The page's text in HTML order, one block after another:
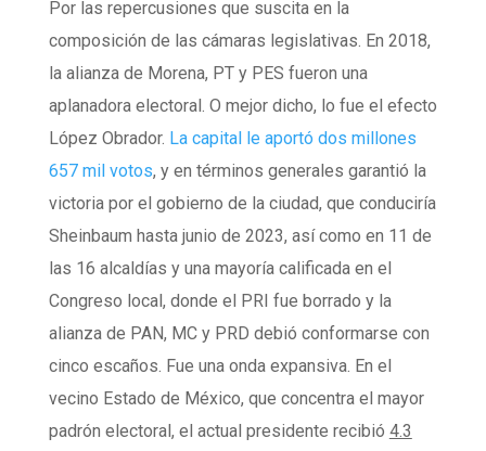
Por las repercusiones que suscita en la
composición de las cámaras legislativas. En 2018,
la alianza de Morena, PT y PES fueron una
aplanadora electoral. O mejor dicho, lo fue el efecto
López Obrador. La capital le aportó dos millones
657 mil votos, y en términos generales garantió la
victoria por el gobierno de la ciudad, que conduciría
Sheinbaum hasta junio de 2023, así como en 11 de
las 16 alcaldías y una mayoría calificada en el
Congreso local, donde el PRI fue borrado y la
alianza de PAN, MC y PRD debió conformarse con
cinco escaños. Fue una onda expansiva. En el
vecino Estado de México, que concentra el mayor
padrón electoral, el actual presidente recibió 4.3